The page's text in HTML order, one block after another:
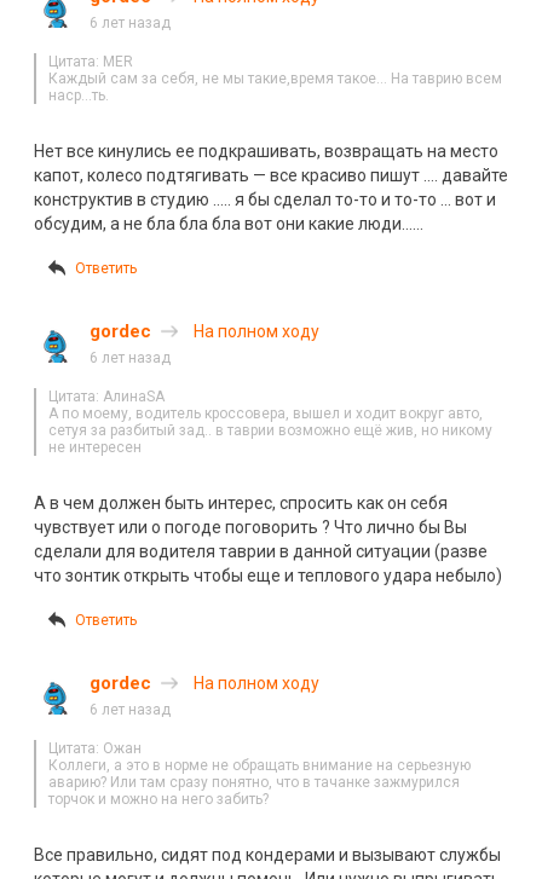
6 лет назад
Цитата: MER
Каждый сам за себя, не мы такие,время такое… На таврию всем
наср…ть.
Нет все кинулись ее подкрашивать, возвращать на место
капот, колесо подтягивать — все красиво пишут …. давайте
конструктив в студию ….. я бы сделал то-то и то-то … вот и
обсудим, а не бла бла бла вот они какие люди……
Ответить
gordec На полном ходу
6 лет назад
Цитата: АлинаSA
А по моему, водитель кроссовера, вышел и ходит вокруг авто,
сетуя за разбитый зад.. в таврии возможно ещё жив, но никому
не интересен
А в чем должен быть интерес, спросить как он себя
чувствует или о погоде поговорить ? Что лично бы Вы
сделали для водителя таврии в данной ситуации (разве
что зонтик открыть чтобы еще и теплового удара небыло)
Ответить
gordec На полном ходу
6 лет назад
Цитата: Ожан
Коллеги, а это в норме не обращать внимание на серьезную
аварию? Или там сразу понятно, что в тачанке зажмурился
торчок и можно на него забить?
Все правильно, сидят под кондерами и вызывают службы